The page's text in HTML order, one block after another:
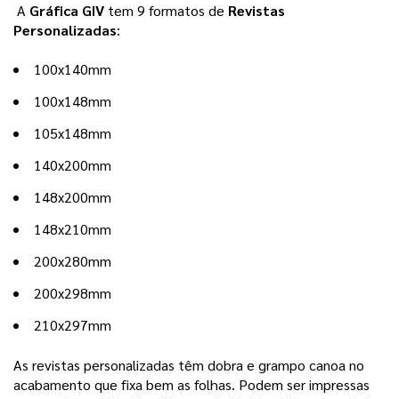
A Gráfica GIV tem 9 formatos de Revistas
Personalizadas:
100x140mm
100x148mm
105x148mm
140x200mm
148x200mm
148x210mm
200x280mm
200x298mm
210x297mm
As revistas personalizadas têm dobra e grampo canoa no
acabamento que fixa bem as folhas. Podem ser impressas